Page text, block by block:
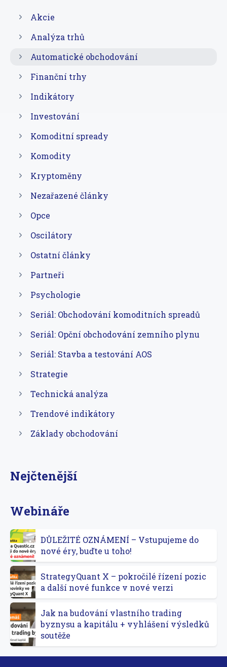
Akcie
Analýza trhů
Automatické obchodování
Finanční trhy
Indikátory
Investování
Komoditní spready
Komodity
Kryptoměny
Nezařazené články
Opce
Oscilátory
Ostatní články
Partneři
Psychologie
Seriál: Obchodování komoditních spreadů
Seriál: Opční obchodování zemního plynu
Seriál: Stavba a testování AOS
Strategie
Technická analýza
Trendové indikátory
Základy obchodování
Nejčtenější
Webináře
DŮLEŽITÉ OZNÁMENÍ – Vstupujeme do
nové éry, buďte u toho!
StrategyQuant X – pokročilé řízení pozic
a další nové funkce v nové verzi
Jak na budování vlastního trading
byznysu a kapitálu + vyhlášení výsledků
soutěže